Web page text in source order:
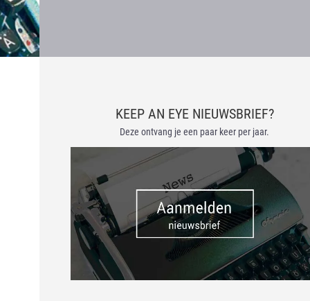
KEEP AN EYE NIEUWSBRIEF?
Deze ontvang je een paar keer per jaar.